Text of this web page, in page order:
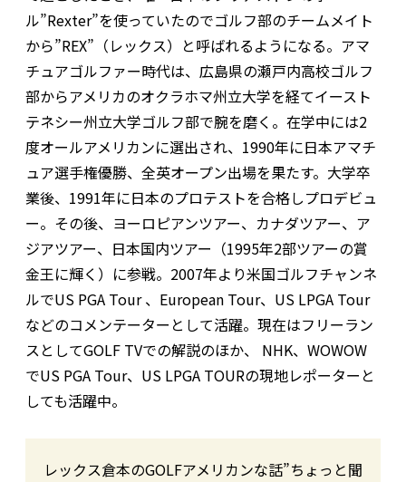
ル”Rexter”を使っていたのでゴルフ部のチームメイト
から”REX”（レックス）と呼ばれるようになる。アマ
チュアゴルファー時代は、広島県の瀬戸内高校ゴルフ
部からアメリカのオクラホマ州立大学を経てイースト
テネシー州立大学ゴルフ部で腕を磨く。在学中には2
度オールアメリカンに選出され、1990年に日本アマチ
ュア選手権優勝、全英オープン出場を果たす。大学卒
業後、1991年に日本のプロテストを合格しプロデビュ
ー。その後、ヨーロピアンツアー、カナダツアー、ア
ジアツアー、日本国内ツアー（1995年2部ツアーの賞
金王に輝く）に参戦。2007年より米国ゴルフチャンネ
ルでUS PGA Tour 、European Tour、US LPGA Tour
などのコメンテーターとして活躍。現在はフリーラン
スとしてGOLF TVでの解説のほか、 NHK、WOWOW
でUS PGA Tour、US LPGA TOURの現地レポーターと
しても活躍中。
レックス倉本のGOLFアメリカンな話”ちょっと聞